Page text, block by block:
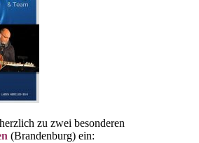
zu zwei besonderen
(Brandenburg) ein: